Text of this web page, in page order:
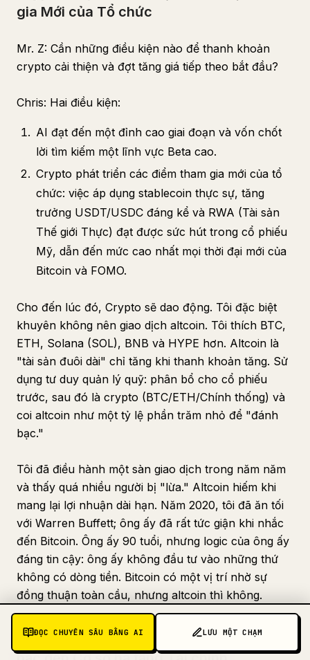
gia Mới của Tổ chức
Mr. Z: Cần những điều kiện nào để thanh khoản
crypto cải thiện và đợt tăng giá tiếp theo bắt đầu?
Chris: Hai điều kiện:
AI đạt đến một đỉnh cao giai đoạn và vốn chốt
lời tìm kiếm một lĩnh vực Beta cao.
Crypto phát triển các điểm tham gia mới của tổ
chức: việc áp dụng stablecoin thực sự, tăng
trưởng USDT/USDC đáng kể và RWA (Tài sản
Thế giới Thực) đạt được sức hút trong cổ phiếu
Mỹ, dẫn đến mức cao nhất mọi thời đại mới của
Bitcoin và FOMO.
Cho đến lúc đó, Crypto sẽ dao động. Tôi đặc biệt
khuyên không nên giao dịch altcoin. Tôi thích BTC,
ETH, Solana (SOL), BNB và HYPE hơn. Altcoin là
"tài sản đuôi dài" chỉ tăng khi thanh khoản tăng. Sử
dụng tư duy quản lý quỹ: phân bổ cho cổ phiếu
trước, sau đó là crypto (BTC/ETH/Chính thống) và
coi altcoin như một tỷ lệ phần trăm nhỏ để "đánh
bạc."
Tôi đã điều hành một sàn giao dịch trong năm năm
và thấy quá nhiều người bị "lừa." Altcoin hiếm khi
mang lại lợi nhuận dài hạn. Năm 2020, tôi đã ăn tối
với Warren Buffett; ông ấy đã rất tức giận khi nhắc
đến Bitcoin. Ông ấy 90 tuổi, nhưng logic của ông ấy
đáng tin cậy: ông ấy không đầu tư vào những thứ
không có dòng tiền. Bitcoin có một vị trí nhờ sự
đồng thuận toàn cầu, nhưng altcoin thì không.
10. Sứ mệnh Lịch sử của Crypto: Từ Sòng
ĐỌC CHUYÊN SÂU BẰNG AI LƯU MỘT CHẠM